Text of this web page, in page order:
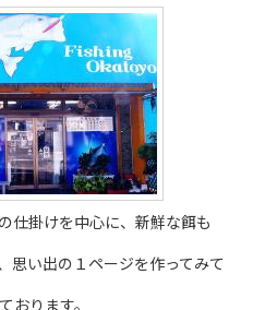
仕掛けを中心に、新鮮な餌も
思い出の１ページを作ってみて
おります。